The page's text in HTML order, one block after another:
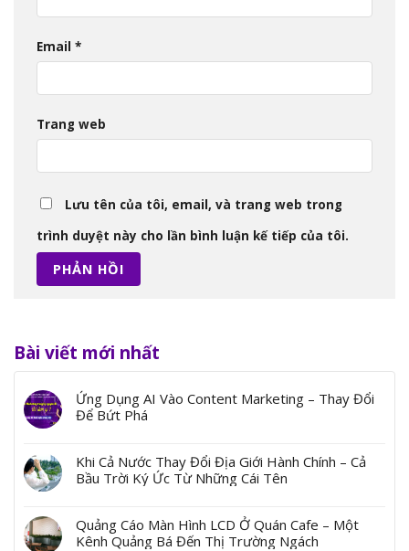
Email *
Trang web
Lưu tên của tôi, email, và trang web trong
trình duyệt này cho lần bình luận kế tiếp của tôi.
Bài viết mới nhất
Ứng Dụng AI Vào Content Marketing – Thay Đổi
Để Bứt Phá
Khi Cả Nước Thay Đổi Địa Giới Hành Chính – Cả
Bầu Trời Ký Ức Từ Những Cái Tên
Quảng Cáo Màn Hình LCD Ở Quán Cafe – Một
Kênh Quảng Bá Đến Thị Trường Ngách